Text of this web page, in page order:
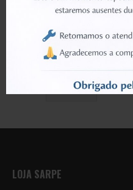
CONNECTOR-CARD EDGE;8P,1.1MM,SMD,AU,T-FL
0 out of 5
LER MAIS
LOJA SARPE